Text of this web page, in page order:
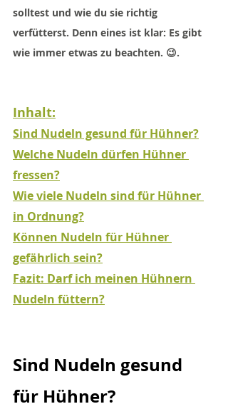
solltest und wie du sie richtig
verfütterst. Denn eines ist klar: Es gibt
wie immer etwas zu beachten. 😉.
Inhalt:
Sind Nudeln gesund für Hühner?
Welche Nudeln dürfen Hühner
fressen?
Wie viele Nudeln sind für Hühner
in Ordnung?
Können Nudeln für Hühner
gefährlich sein?
Fazit: Darf ich meinen Hühnern
Nudeln füttern?
Sind Nudeln gesund
für Hühner?